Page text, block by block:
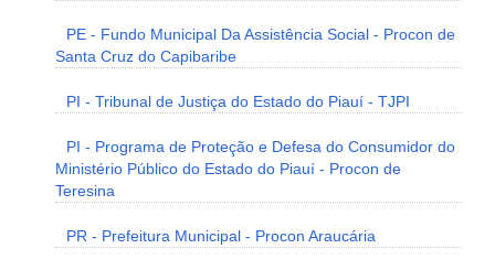
PE - Fundo Municipal Da Assistência Social - Procon de
Santa Cruz do Capibaribe
PI - Tribunal de Justiça do Estado do Piauí - TJPI
PI - Programa de Proteção e Defesa do Consumidor do
Ministério Público do Estado do Piauí - Procon de
Teresina
PR - Prefeitura Municipal - Procon Araucária